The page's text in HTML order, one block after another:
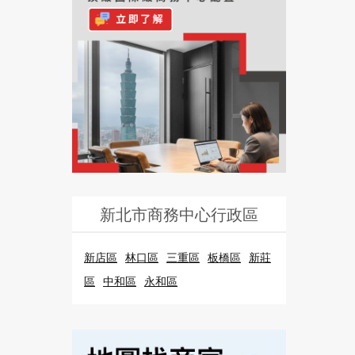
新北市商務中心行政區
新店區 林口區 三重區 板橋區 新莊
區 中和區 永和區